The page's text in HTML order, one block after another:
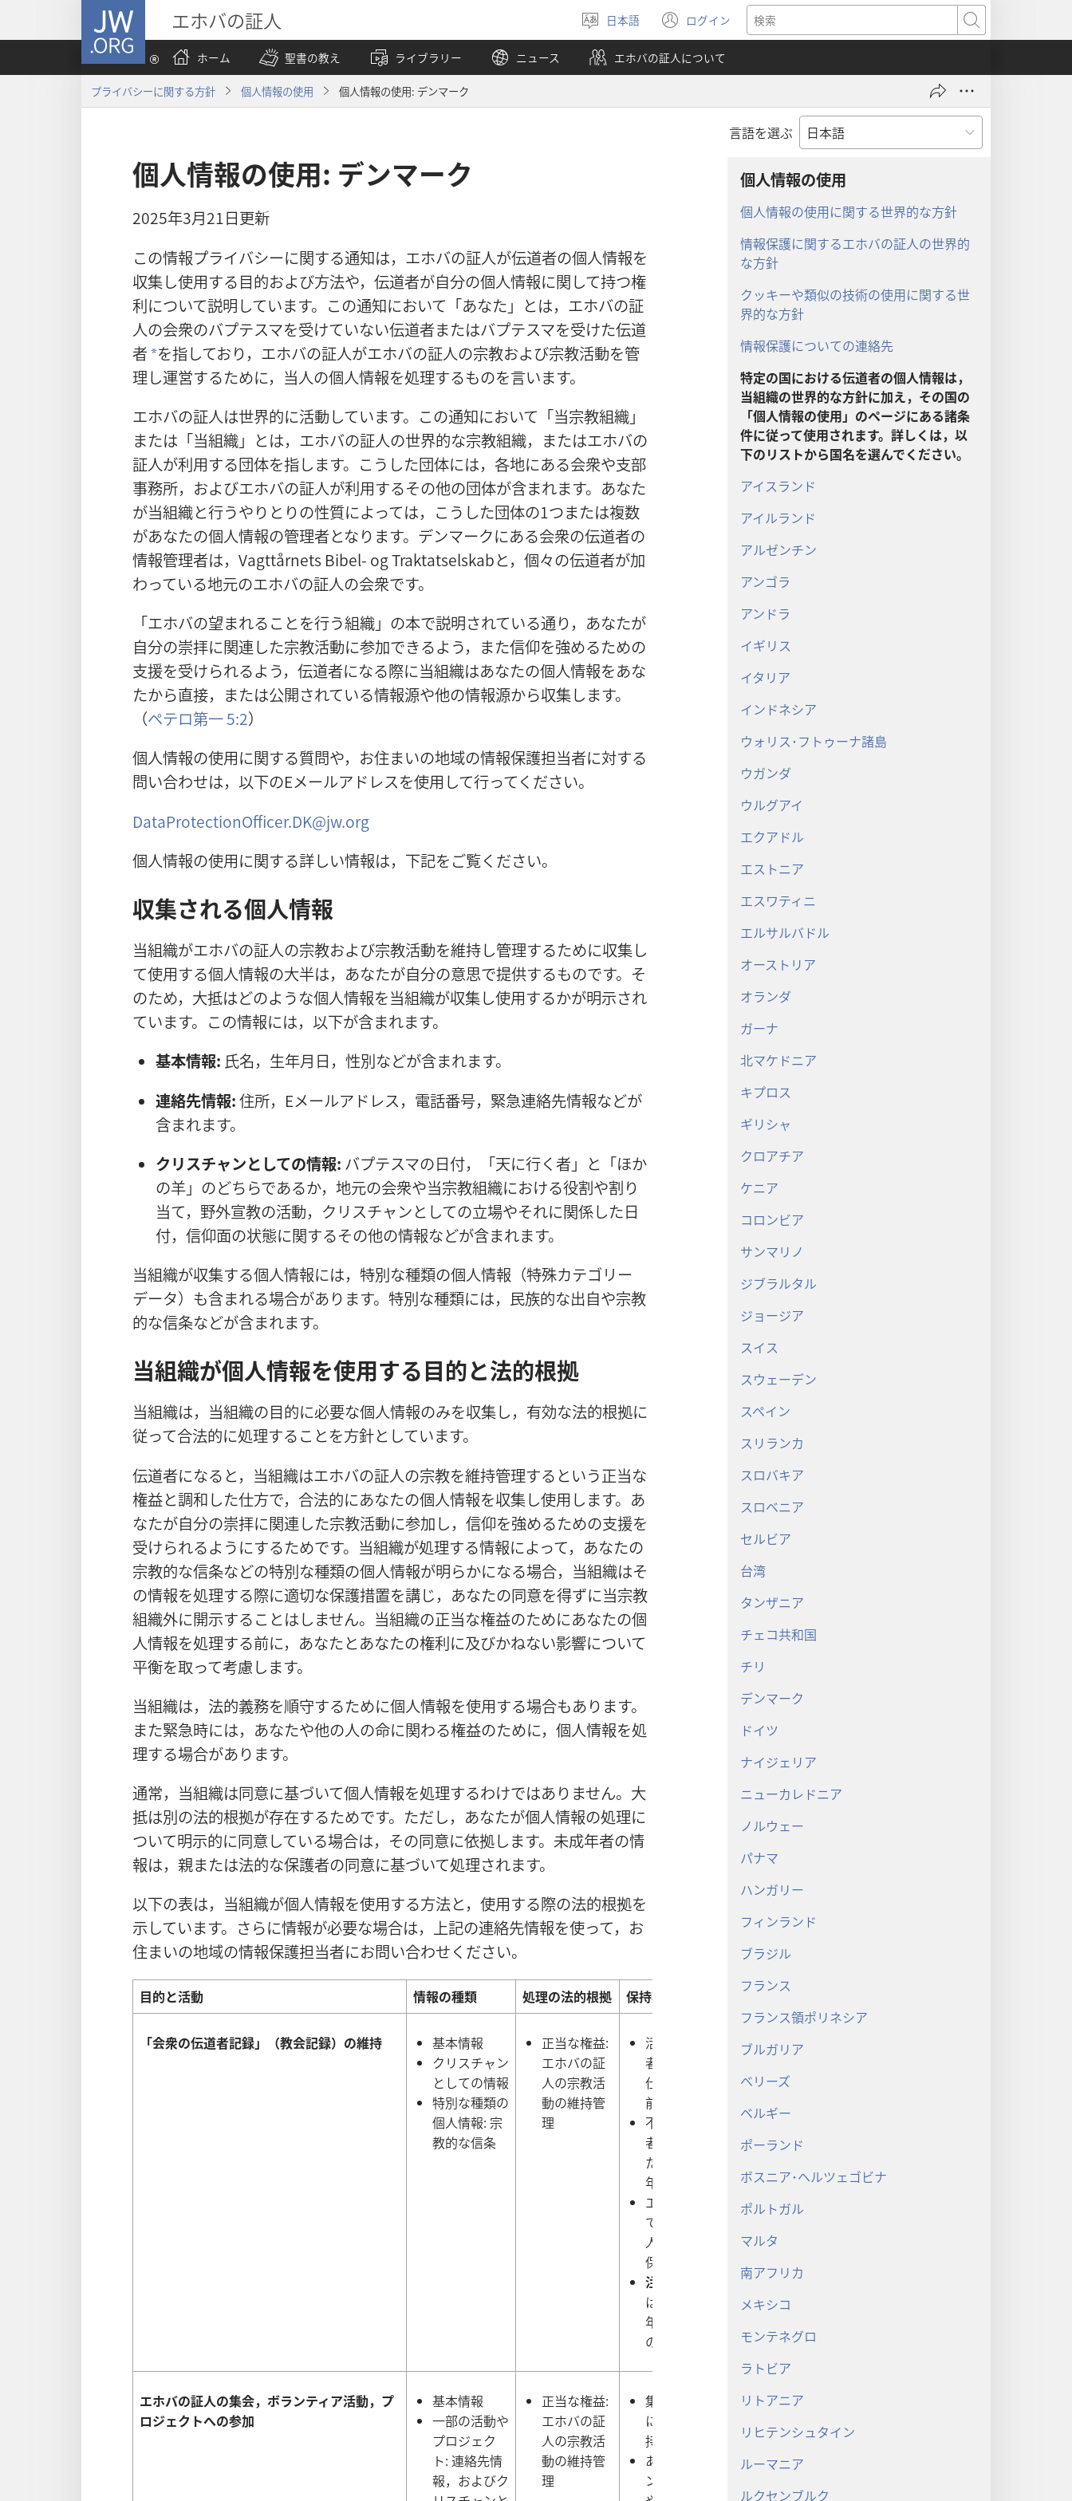
JW.ORG エホバの証人
言
語
を
選
日本語 ログイン
（新
し
い
タ
で
検
索
ホーム
聖書の教え ライブラリー ニュース エホバの証人について
プライバシーに関する方針 個人情報の使用 個人情報の使用: デンマーク
言語を選ぶ
個人情報の使用: デンマーク
2025年3月21日更新
この情報プライバシーに関する通知は，エホバの証人が伝道者の個人情報を
収集し使用する目的および方法や，伝道者が自分の個人情報に関して持つ権
利について説明しています。この通知において「あなた」とは，エホバの証
人の会衆のバプテスマを受けていない伝道者またはバプテスマを受けた伝道
者aを指しており，エホバの証人がエホバの証人の宗教および宗教活動を管
理し運営するために，当人の個人情報を処理するものを言います。
エホバの証人は世界的に活動しています。この通知において「当宗教組織」
または「当組織」とは，エホバの証人の世界的な宗教組織，またはエホバの
証人が利用する団体を指します。こうした団体には，各地にある会衆や支部
事務所，およびエホバの証人が利用するその他の団体が含まれます。あなた
が当組織と行うやりとりの性質によっては，こうした団体の1つまたは複数
があなたの個人情報の管理者となります。デンマークにある会衆の伝道者の
情報管理者は，Vagttårnets Bibel- og Traktatselskabと，個々の伝道者が加
わっている地元のエホバの証人の会衆です。
「エホバの望まれることを行う組織」の本で説明されている通り，あなたが
自分の崇拝に関連した宗教活動に参加できるよう，また信仰を強めるための
支援を受けられるよう，伝道者になる際に当組織はあなたの個人情報をあな
たから直接，または公開されている情報源や他の情報源から収集します。
（ペテロ第一 5:2）
個人情報の使用に関する質問や，お住まいの地域の情報保護担当者に対する
問い合わせは，以下のEメールアドレスを使用して行ってください。
DataProtectionOfficer.DK@jw.org
個人情報の使用に関する詳しい情報は，下記をご覧ください。
収集される個人情報
当組織がエホバの証人の宗教および宗教活動を維持し管理するために収集し
て使用する個人情報の大半は，あなたが自分の意思で提供するものです。そ
のため，大抵はどのような個人情報を当組織が収集し使用するかが明示され
ています。この情報には，以下が含まれます。
基本情報: 氏名，生年月日，性別などが含まれます。
連絡先情報:住所，Eメールアドレス，電話番号，緊急連絡先情報などが
含まれます。
クリスチャンとしての情報: バプテスマの日付，「天に行く者」と「ほか
の羊」のどちらであるか，地元の会衆や当宗教組織における役割や割り
当て，野外宣教の活動，クリスチャンとしての立場やそれに関係した日
付，信仰面の状態に関するその他の情報などが含まれます。
当組織が収集する個人情報には，特別な種類の個人情報（特殊カテゴリー
データ）も含まれる場合があります。特別な種類には，民族的な出自や宗教
的な信条などが含まれます。
当組織が個人情報を使用する目的と法的根拠
当組織は，当組織の目的に必要な個人情報のみを収集し，有効な法的根拠に
従って合法的に処理することを方針としています。
伝道者になると，当組織はエホバの証人の宗教を維持管理するという正当な
権益と調和した仕方で，合法的にあなたの個人情報を収集し使用します。あ
なたが自分の崇拝に関連した宗教活動に参加し，信仰を強めるための支援を
受けられるようにするためです。当組織が処理する情報によって，あなたの
宗教的な信条などの特別な種類の個人情報が明らかになる場合，当組織はそ
の情報を処理する際に適切な保護措置を講じ，あなたの同意を得ずに当宗教
組織外に開示することはしません。当組織の正当な権益のためにあなたの個
人情報を処理する前に，あなたとあなたの権利に及びかねない影響について
平衡を取って考慮します。
当組織は，法的義務を順守するために個人情報を使用する場合もあります。
また緊急時には，あなたや他の人の命に関わる権益のために，個人情報を処
理する場合があります。
通常，当組織は同意に基づいて個人情報を処理するわけではありません。大
抵は別の法的根拠が存在するためです。ただし，あなたが個人情報の処理に
ついて明示的に同意している場合は，その同意に依拠します。未成年者の情
報は，親または法的な保護者の同意に基づいて処理されます。
以下の表は，当組織が個人情報を使用する方法と，使用する際の法的根拠を
示しています。さらに情報が必要な場合は，上記の連絡先情報を使って，お
住まいの地域の情報保護担当者にお問い合わせください。
目的と活動 情報の種類 処理の法的根拠 保持期間
「会衆の伝道者記録」（教会記録）の維持
基本情報
クリスチャン
としての情報
特別な種類の
個人情報: 宗
教的な信条
正当な権益:
エホバの証
人の宗教活
動の維持管
理
活発な伝道
者: 現在の奉
仕年度および
前奉仕年度
不活発な伝道
者: 活発だっ
た最後の奉仕
年度
エホバの証人
でなくなった
人については
保持されない
注:
は9月から翌
年の8月まで
の期間
エホバの証人の集会，ボランティア活動，プ
ロジェクトへの参加
基本情報
一部の活動や
プロジェク
ト: 連絡先情
報，およびク
正当な権益:
エホバの証
人の宗教活
動の維持管
理
集会への参加
については保
持されない
あなたがボラ
ンティア活動
個人情報の使用
個人情報の使用に関する世界的な方針
情報保護に関するエホバの証人の世界的
な方針
クッキーや類似の技術の使用に関する世
界的な方針
情報保護についての連絡先
特定の国における伝道者の個人情報は，
当組織の世界的な方針に加え，その国の
「個人情報の使用」のページにある諸条
件に従って使用されます。詳しくは，以
下のリストから国名を選んでください。
アイスランド
アイルランド
アルゼンチン
アンゴラ
アンドラ
イギリス
イタリア
インドネシア
ウォリス･フトゥーナ諸島
ウガンダ
ウルグアイ
エクアドル
エストニア
エスワティニ
エルサルバドル
オーストリア
オランダ
ガーナ
北マケドニア
キプロス
ギリシャ
クロアチア
ケニア
コロンビア
サンマリノ
ジブラルタル
ジョージア
スイス
スウェーデン
スペイン
スリランカ
スロバキア
スロベニア
セルビア
台湾
タンザニア
チェコ共和国
チリ
デンマーク
ドイツ
ナイジェリア
ニューカレドニア
ノルウェー
パナマ
ハンガリー
フィンランド
ブラジル
フランス
フランス領ポリネシア
ブルガリア
ベリーズ
ベルギー
ポーランド
ボスニア･ヘルツェゴビナ
ポルトガル
マルタ
南アフリカ
メキシコ
モンテネグロ
ラトビア
リトアニア
リヒテンシュタイン
ルーマニア
ルクセンブルク